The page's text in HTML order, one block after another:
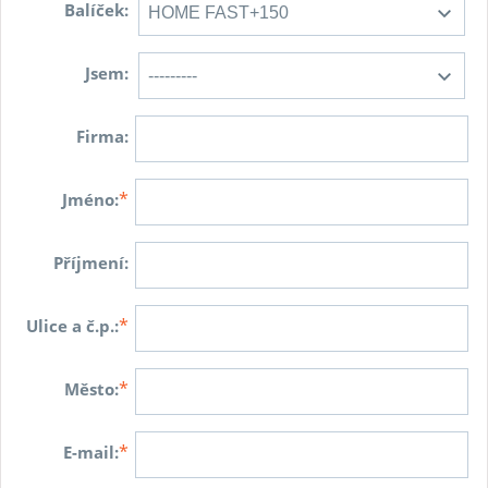
Balíček:
Jsem:
Firma:
Jméno:*
Příjmení:
Ulice a č.p.:*
Město:*
E-mail:*